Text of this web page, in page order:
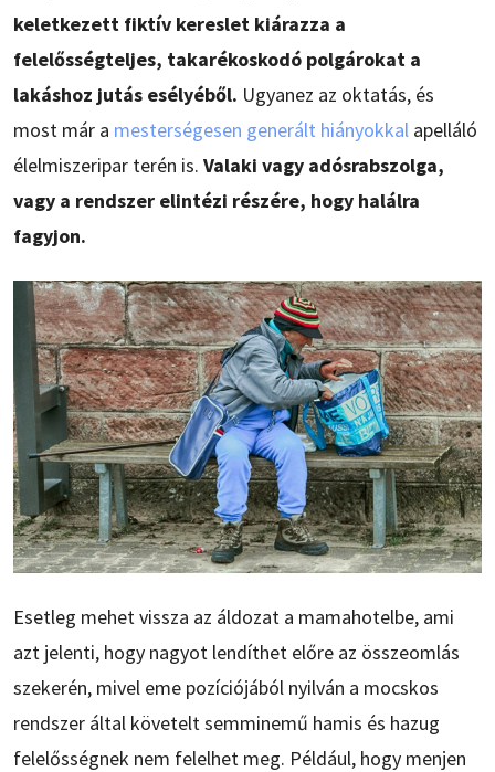
keletkezett fiktív kereslet kiárazza a
felelősségteljes, takarékoskodó polgárokat a
lakáshoz jutás esélyéből. Ugyanez az oktatás, és
most már a mesterségesen generált hiányokkal apelláló
élelmiszeripar terén is. Valaki vagy adósrabszolga,
vagy a rendszer elintézi részére, hogy halálra
fagyjon.
Esetleg mehet vissza az áldozat a mamahotelbe, ami
azt jelenti, hogy nagyot lendíthet előre az összeomlás
szekerén, mivel eme pozíciójából nyilván a mocskos
rendszer által követelt semminemű hamis és hazug
felelősségnek nem felelhet meg. Például, hogy menjen